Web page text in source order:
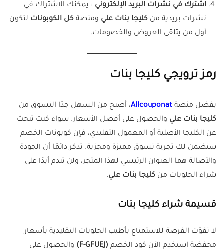
اشترك في نشرات البريد الإلكتروني : يمكنك الاشتراك في
نشرات بريدية من كليجا بنات علي ومنصة كل الكوبونات لتكون
أول من يتلقى العروض والخصومات.
رمز ترويجي كليجا بنات
بفضل منصة Allcouponat، أصبح من السهل جدًا التسوق من
كليجا بنات علي والحصول على أفضل الأسعار. سواء كنت تبحث
عن الكليجا الأصلية أو المعمول التقليدي، فإن كوبونات الخصم
ستضمن لك تجربة تسوق مميزة ومجزية. تذكر دائمًا أن الجودة
والأصالة هما العنوان الرئيسي لهذا المتجر، ولن تندم أبدًا على
شراء الحلويات من كليجا بنات علي.
قسيمة شراء كليجا بنات
لا تفوّت الفرصة للاستمتاع بأطيب الحلويات التقليدية بأسعار
مخفضة استخدم الآن كود الخصم (F-GFUEJ)
والحصول على